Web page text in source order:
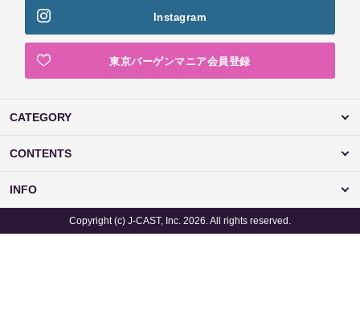
Instagram
東京バーゲンマニア会員登録
CATEGORY
CONTENTS
INFO
Copyright (c) J-CAST, Inc. 2026. All rights reserved.